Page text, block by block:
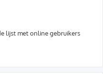
lijst met online gebruikers